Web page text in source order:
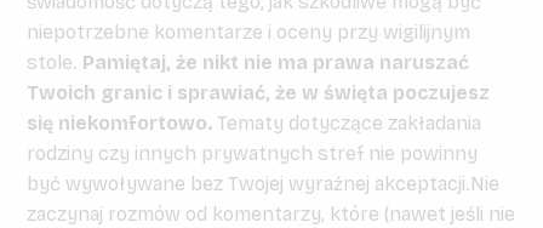
niepotrzebne komentarze i oceny przy wigilijnym
stole. Pamiętaj, że nikt nie ma prawa naruszać
Twoich granic i sprawiać, że w święta poczujesz
się niekomfortowo. Tematy dotyczące zakładania
rodziny czy innych prywatnych stref nie powinny
być wywoływane bez Twojej wyraźnej akceptacji.Nie
zaczynaj rozmów od komentarzy, które (nawet jeśli nie